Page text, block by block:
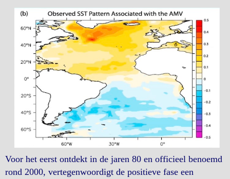
Voor het eerst ontdekt in de jaren 80 en officieel benoemd
rond 2000, vertegenwoordigt de positieve fase een